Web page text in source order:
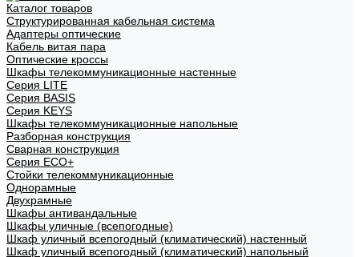
Каталог товаров
Структурированная кабельная система
Адаптеры оптические
Кабель витая пара
Оптические кроссы
Шкафы телекоммуникационные настенные
Cерия LITE
Cерия BASIS
Cерия KEYS
Шкафы телекоммуникационные напольные
Разборная конструкция
Сварная конструкция
Серия ECO+
Стойки телекоммуникационные
Однорамные
Двухрамные
Шкафы антивандальные
Шкафы уличные (всепогодные)
Шкаф уличный всепогодный (климатический) настенный
Шкаф уличный всепогодный (климатический) напольный